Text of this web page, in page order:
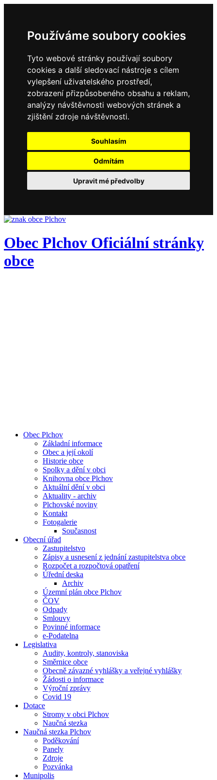
Používáme soubory cookies
Tyto webové stránky používají soubory
cookies a další sledovací nástroje s cílem
vylepšení uživatelského prostředí,
zobrazení přizpůsobeného obsahu a reklam,
analýzy návštěvnosti webových stránek a
zjištění zdroje návštěvnosti.
Souhlasím
Odmítám
Upravit mé předvolby
Obec Plchov Oficiální stránky
obce
Obec Plchov
Základní informace
Obec a její okolí
Historie obce
Spolky a dění v obci
Knihovna obce Plchov
Aktuální dění v obci
Aktuality - archiv
Plchovské noviny
Kontakt
Fotogalerie
Současnost
Obecní úřad
Zastupitelstvo
Zápisy a usnesení z jednání zastupitelstva obce
Rozpočet a rozpočtová opatření
Úřední deska
Archiv
Územní plán obce Plchov
ČOV
Odpady
Smlouvy
Povinné informace
e-Podatelna
Legislativa
Audity, kontroly, stanoviska
Směrnice obce
Obecně závazné vyhlášky a veřejné vyhlášky
Žádosti o informace
Výroční zprávy
Covid 19
Dotace
Stromy v obci Plchov
Naučná stezka
Naučná stezka Plchov
Poděkování
Panely
Zdroje
Pozvánka
Munipolis